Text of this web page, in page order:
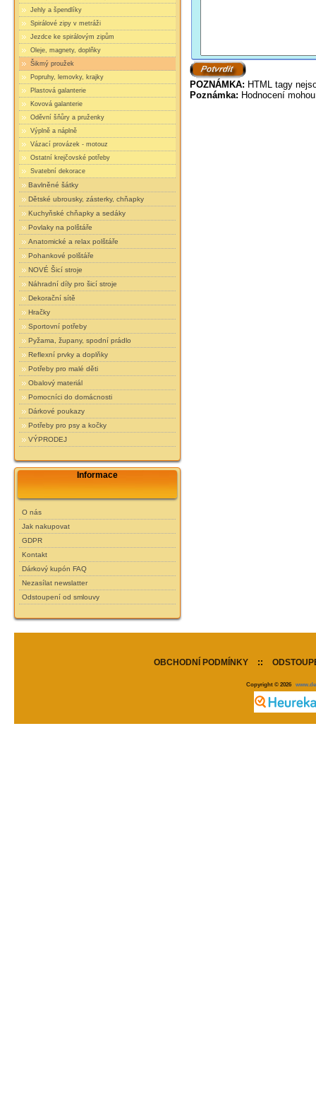
Jehly a špendlíky
Spirálové zipy v metráži
Jezdce ke spirálovým zipům
Oleje, magnety, doplňky
Šikmý proužek
Popruhy, lemovky, krajky
Plastová galanterie
Kovová galanterie
Oděvní šňůry a pruženky
Výplně a náplně
Vázací provázek - motouz
Ostatní krejčovské potřeby
Svatební dekorace
Bavlněné šátky
Dětské ubrousky, zásterky, chňapky
Kuchyňské chňapky a sedáky
Povlaky na polštáře
Anatomické a relax polštáře
Pohankové polštáře
NOVÉ Šicí stroje
Náhradní díly pro šicí stroje
Dekorační sítě
Hračky
Sportovní potřeby
Pyžama, župany, spodní prádlo
Reflexní prvky a doplňky
Potřeby pro malé děti
Obalový materiál
Pomocníci do domácnosti
Dárkové poukazy
Potřeby pro psy a kočky
VÝPRODEJ
Informace
O nás
Jak nakupovat
GDPR
Kontakt
Dárkový kupón FAQ
Nezasílat newslatter
Odstoupení od smlouvy
POZNÁMKA: HTML tagy
Poznámka: Hodnocení
OBCHODNÍ PODMÍNKY ::
Copyright © 2026